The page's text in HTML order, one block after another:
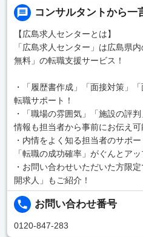
コンサルタントから一
【広島求人センターとは】
「広島求人センター」は広島県
無料」の転職支援サービス！
・「履歴書作成」「面接対策」
転職サポート！
・「職場の雰囲気」「施設の評
情報も担当者から事前にお伝え可
・内情をよく知る担当者のサポ
「転職の成功確率」がぐんとアッ
・お問い合わせいただいた方限
開求人」もご紹介！
お問い合わせ番号
0120-847-283